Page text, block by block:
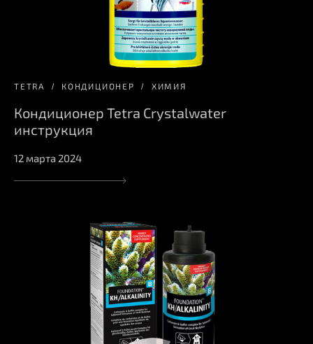
TETRA КОНДИЦИОНЕР ХИМИЯ
Кондиционер Tetra Crystalwater
инструкция
12 марта 2024